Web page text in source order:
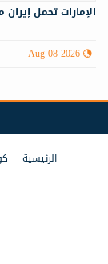
الإمارات تحمل
Aug 08 2026
الرئيسية